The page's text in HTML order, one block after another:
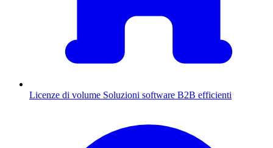
Licenze di volume Soluzioni software B2B efficienti